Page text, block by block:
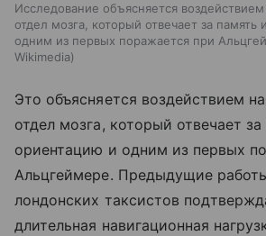
Исследование объясняется
отдел мозга, который отвечает за память
одним из первых поражается при
Wikimedia
Это объясняется воздействием
отдел мозга, который отвечает
ориентацию и одним из первых
Альцгеймере. Предыдущие
лондонских таксистов
длительная навигационная